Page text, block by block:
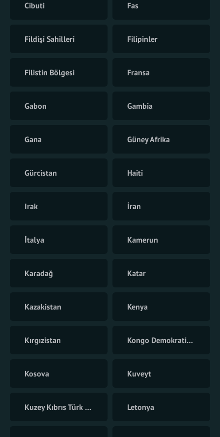
Cibuti Fas
Fildişi Sahilleri Filipinler
Filistin Bölgesi Fransa
Gabon Gambia
Gana Güney Afrika
Gürcistan Haiti
Irak İran
İtalya Kamerun
Karadağ Katar
Kazakistan Kenya
Kırgızistan Kongo Demokratik Cumhuriyeti
Kosova Kuveyt
Kuzey Kıbrıs Türk Cumhuriyeti Letonya